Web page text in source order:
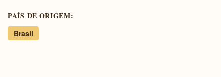
PAÍS DE ORIGEM:
Brasil